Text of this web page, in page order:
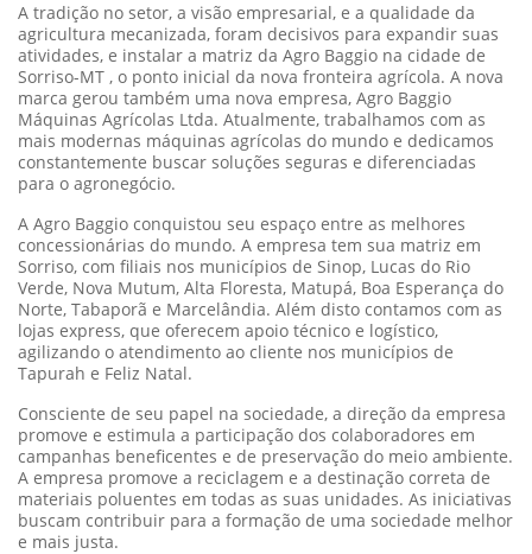
A tradição no setor, a visão empresarial, e a qualidade da
agricultura mecanizada, foram decisivos para expandir suas
atividades, e instalar a matriz da Agro Baggio na cidade de
Sorriso-MT , o ponto inicial da nova fronteira agrícola. A nova
marca gerou também uma nova empresa, Agro Baggio
Máquinas Agrícolas Ltda. Atualmente, trabalhamos com as
mais modernas máquinas agrícolas do mundo e dedicamos
constantemente buscar soluções seguras e diferenciadas
para o agronegócio.
A Agro Baggio conquistou seu espaço entre as melhores
concessionárias do mundo. A empresa tem sua matriz em
Sorriso, com filiais nos municípios de Sinop, Lucas do Rio
Verde, Nova Mutum, Alta Floresta, Matupá, Boa Esperança do
Norte, Tabaporã e Marcelândia. Além disto contamos com as
lojas express, que oferecem apoio técnico e logístico,
agilizando o atendimento ao cliente nos municípios de
Tapurah e Feliz Natal.
Consciente de seu papel na sociedade, a direção da empresa
promove e estimula a participação dos colaboradores em
campanhas beneficentes e de preservação do meio ambiente.
A empresa promove a reciclagem e a destinação correta de
materiais poluentes em todas as suas unidades. As iniciativas
buscam contribuir para a formação de uma sociedade melhor
e mais justa.